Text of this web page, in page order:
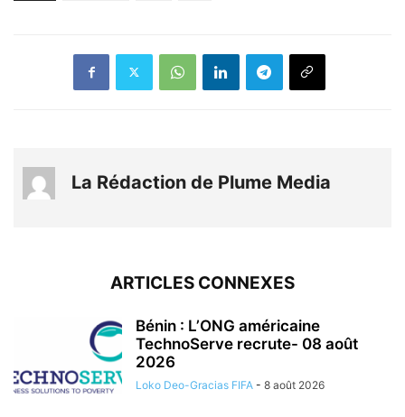
La Rédaction de Plume Media
ARTICLES CONNEXES
Bénin : L’ONG américaine
TechnoServe recrute- 08 août
2026
Loko Deo-Gracias FIFA - 8 août 2026